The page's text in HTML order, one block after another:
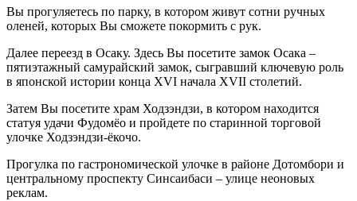
Вы прогуляетесь по парку, в котором живут сотни ручных
оленей, которых Вы сможете покормить с рук.
Далее переезд в Осаку. Здесь Вы посетите замок Осака –
пятиэтажный самурайский замок, сыгравший ключевую роль
в японской истории конца XVI начала XVII столетий.
Затем Вы посетите храм Ходзэндзи, в котором находится
статуя удачи Фудомёо и пройдете по старинной торговой
улочке Ходзэндзи-ёкочо.
Прогулка по гастрономической улочке в районе Дотомбори и
центральному проспекту Синсаибаси – улице неоновых
реклам.